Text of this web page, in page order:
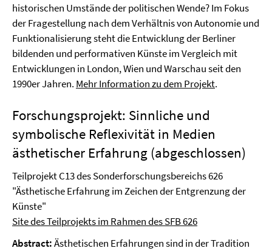
historischen Umstände der politischen Wende? Im Fokus
der Fragestellung nach dem Verhältnis von Autonomie und
Funktionalisierung steht die Entwicklung der Berliner
bildenden und performativen Künste im Vergleich mit
Entwicklungen in London, Wien und Warschau seit den
1990er Jahren. Mehr Information zu dem Projekt.
Forschungsprojekt: Sinnliche und
symbolische Reflexivität in Medien
ästhetischer Erfahrung (abgeschlossen)
Teilprojekt C13 des Sonderforschungsbereichs 626
"Ästhetische Erfahrung im Zeichen der Entgrenzung der
Künste"
Site des Teilprojekts im Rahmen des SFB 626
Abstract:Ästhetischen Erfahrungen sind in der Tradition